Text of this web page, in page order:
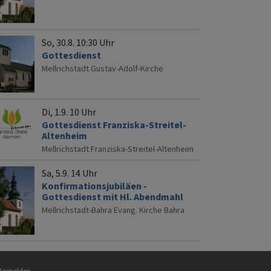
So, 30.8. 10:30 Uhr
Gottesdienst
Mellrichstadt Gustav-Adolf-Kirche
Di, 1.9. 10 Uhr
Gottesdienst Franziska-Streitel-
Altenheim
Mellrichstadt Franziska-Streitel-Altenheim
Sa, 5.9. 14 Uhr
Konfirmationsjubiläen -
Gottesdienst mit Hl. Abendmahl
Mellrichstadt-Bahra Evang. Kirche Bahra